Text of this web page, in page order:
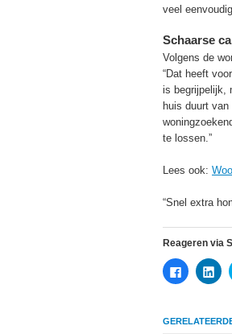
veel
Schaarse
Volgens de
“Dat heeft
is begrijpelijk,
huis duurt
te lossen.”
Lees ook:
“Snel extra
Reageren via
Klik
om
Facebook
(Wordt
Klik
om